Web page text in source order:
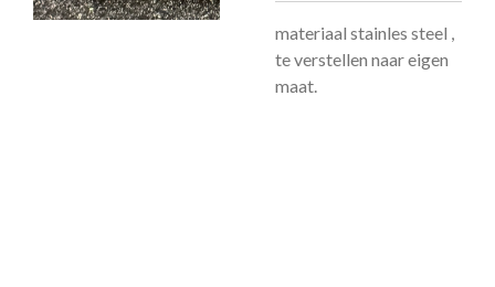
materiaal stainles steel ,
te verstellen naar eigen
maat.